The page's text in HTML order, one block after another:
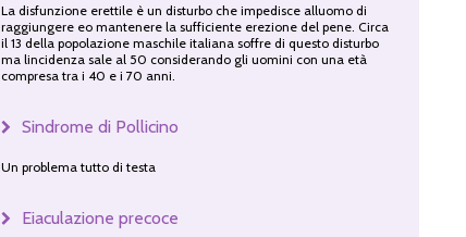
La disfunzione erettile è un disturbo che impedisce alluomo di
raggiungere eo mantenere la sufficiente erezione del pene. Circa
il 13 della popolazione maschile italiana soffre di questo disturbo
ma lincidenza sale al 50 considerando gli uomini con una età
compresa tra i 40 e i 70 anni.
Sindrome di Pollicino
Un problema tutto di testa
Eiaculazione precoce